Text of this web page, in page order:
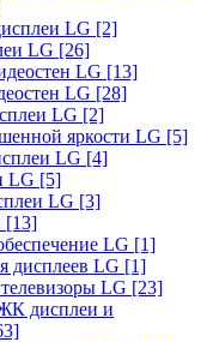
LG [2]
LG [26]
LG [13]
LG [28]
LG [2]
яркости LG [5]
LG [4]
LG [5]
LG [3]
[13]
LG [1]
дисплеев LG [1]
LG [23]
дисплеи и